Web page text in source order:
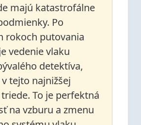
majú katastrofálne
Po
rokoch putovania
vedenie vlaku
detektíva,
tejto najnižšej
To je perfektná
na vzburu a zmenu